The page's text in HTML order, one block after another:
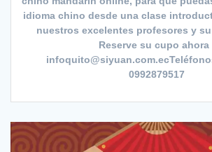
idioma chino desde una clase
nuestros excelentes profesores y
Reserve su cupo ahora
0992879517